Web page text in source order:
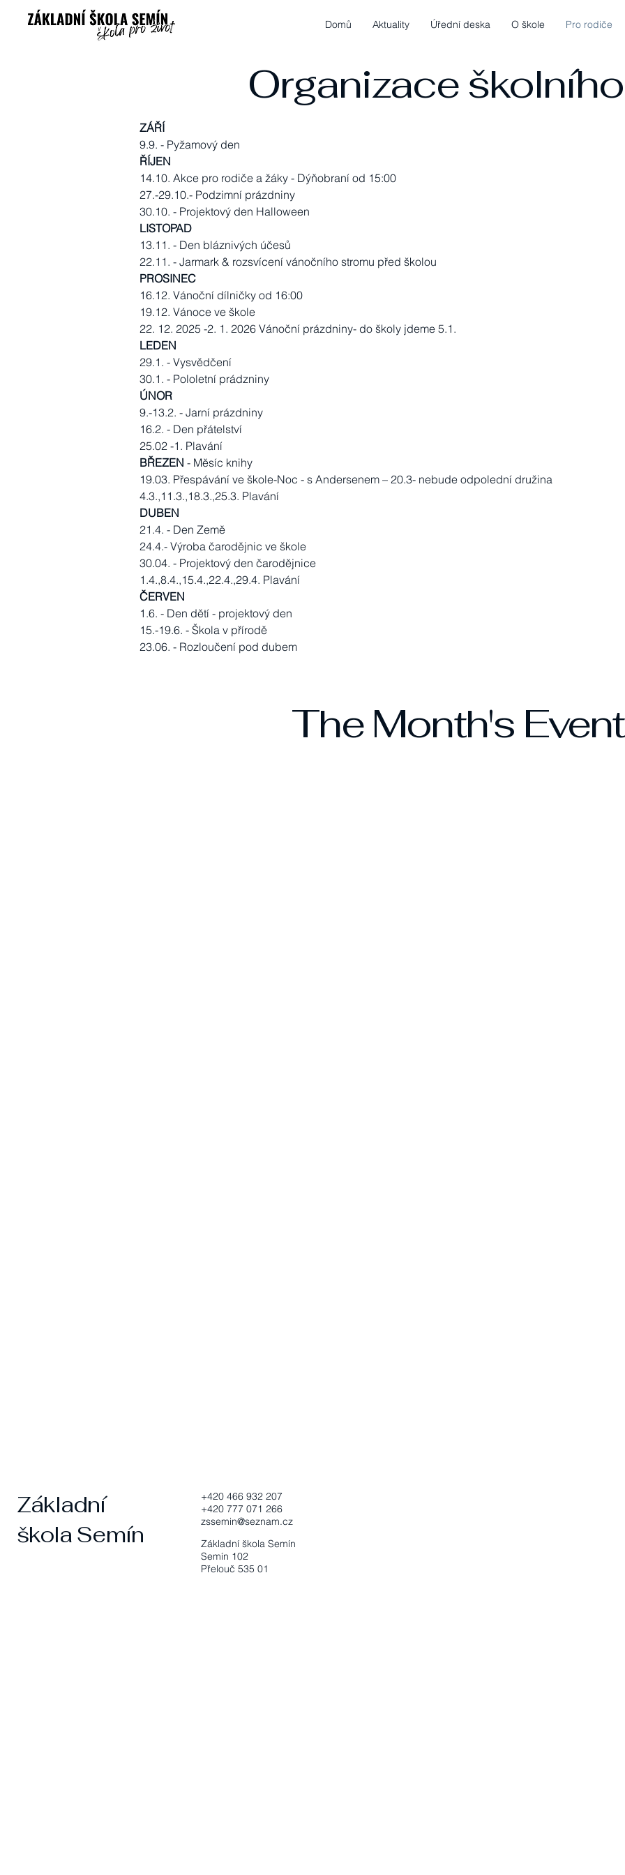
Domů Aktuality Úřední deska O škole Pro rodiče
Organizace
ZÁŘÍ
9.9. - Pyžamový den
ŘÍJEN
14.10. Akce pro rodiče a žáky - Dýňobraní od 15:00
27.-29.10.- Podzimní prázdniny
30.10. - Projektový den Halloween
LISTOPAD
13.11. - Den bláznivých účesů
22.11. - Jarmark & rozsvícení vánočního stromu před školou
PROSINEC
16.12. Vánoční dílničky od 16:00
19.12. Vánoce ve škole
22. 12. 2025 -2. 1. 2026 Vánoční prázdniny- do školy jdeme 5.1.
LEDEN
29.1. - Vysvědčení
30.1. - Pololetní prádzniny
ÚNOR
9.-13.2. - Jarní prázdniny
16.2. - Den přátelství
25.02 -1. Plavání
BŘEZEN - Měsíc knihy
19.03. Přespávání ve škole-Noc - s Andersenem – 20.3- nebude odpolední družina
4.3.,11.3.,18.3.,25.3. Plavání
DUBEN
21.4. - Den Země
24.4.- Výroba čarodějnic ve škole
30.04. - Projektový den čarodějnice
1.4.,8.4.,15.4.,22.4.,29.4. Plavání
ČERVEN
1.6. - Den dětí - projektový den
15.-19.6. - Škola v přírodě
23.06. - Rozloučení pod dubem
The Month's
Základní
škola Semín
+420 466 932 207
+420 777 071 266
zssemin@seznam.cz
Základní škola Semín
Semín 102
Přelouč 535 01